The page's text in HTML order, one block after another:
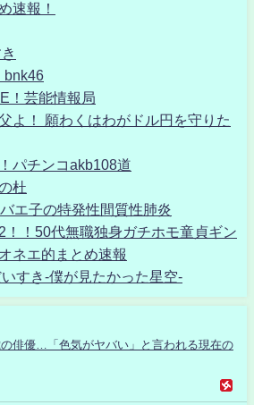
速報！
！芸能情報局
よ！ 願わくはわがドル円を守りた
パチンコakb108道
杜
エ子の特発性間質性肺炎
！！50代無職独身ガチホモ童貞ギン
ネエ的まとめ速報
すき-僕が見たかった星空-
の俳優…「色気がヤバい」と言われる現在の